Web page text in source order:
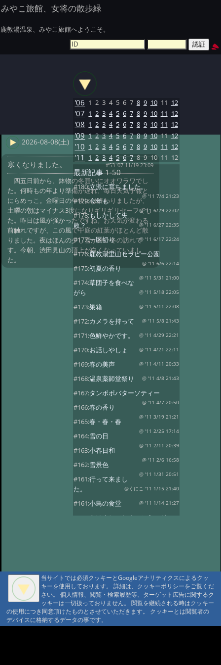
みやこ旅館、女将の散歩緑
鹿教湯温泉、みやこ旅館へようこそ。
2026-08-08(土)
寒くなりました。 #53 '07 11/19 23:09
四五日前から、鉢物の冬囲いにオオワラワでし
た。何時もの年より準備が遅れ、毎日天気予報と
にらめっこ。金曜日の午後には終わりましたが、
土曜の朝はマイナス3度になりギリギリセーフでし
た。昨日は風が強かったですね。お天気が変わる
前触れですが、この風で中庭の紅葉がほとんど散
りました。夜はほんの少し雪が舞い冬の訪れで
す。今朝、渋田見山の頂上が白くなっていまし
た。
'06 1 2 3 4 5 6 7 8 9 10 11 12
'07 1 2 3 4 5 6 7 8 9 10 11 12
'08 1 2 3 4 5 6 7 8 9 10 11 12
'09 1 2 3 4 5 6 7 8 9 10 11 12
'10 1 2 3 4 5 6 7 8 9 10 11 12
'11 1 2 3 4 5 6 7 8 9 10 11 12
最新記事1-50
#180:立派に育ちました。
@ '11 7/4 21:23
#179:今年も
@ '11 6/29 22:02
#178:もしかして失
敗？
@ '11 6/27 22:35
#177:一区切り @ '11 6/17 22:24
#176:鹿教湯里山セラピー公園
@ '11 6/6 22:14
#175:初夏の香り
@ '11 5/31 21:00
#174:草団子を食べな
がら
@ '11 5/18 22:05
#173:巣箱 @ '11 5/11 22:08
#172:カメラを持って @ '11 5/8 21:43
#171:色鮮やかです。 @ '11 4/29 22:21
#170:お話しやしょ @ '11 4/21 22:11
#169:春の美声 @ '11 4/11 20:33
#168:温泉薬師堂祭り @ '11 4/8 21:43
#167:タンポポバターソティー
@ '11 4/7 20:50
#166:春の香り
@ '11 3/19 21:21
#165:春・春・春
@ '11 2/25 17:14
#164:雪の日
@ '11 2/11 20:39
#163:小春日和
@ '11 2/6 16:58
#162:雪景色
@ '11 1/31 20:51
#161:行って来まし
た。
@くにこ '11 1/15 21:40
#161:小鳥の食堂 @ '11 1/14 21:27
#160:あけましておめでとうござい
#157:今日は疲れました。
@ '10 11/29 22:37
#156:寒い朝です。
@ '10 11/19 22:16
#155:そろそろ冬支度
@ '10 11/4 10:30
#154:白い峰
#153:ふじばかまとア
当サイトでは必須クッキーとGoogleアナリティクスによるクッ
キーを使用しております。 詳細は、クッキーポリシーをご覧くだ
さい。 個人情報、閲覧・検索履歴等、ターゲット広告に関するク
ッキーは一切扱っておりません。 閲覧を継続される時はクッキー
の使用につき同意頂けたものとさせていただきます。 クッキーとは閲覧者の
デバイスに格納するデータの事です。